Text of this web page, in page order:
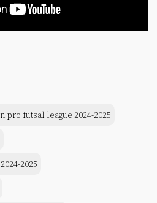
futsal league 2024-2025
2025